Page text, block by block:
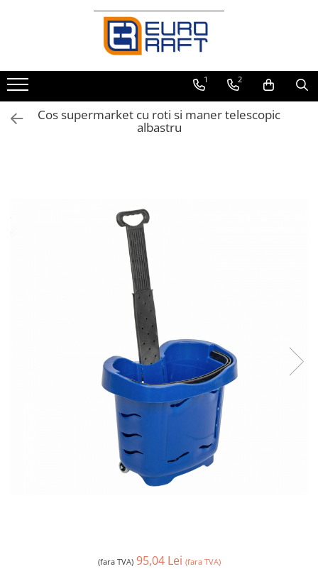
Refrigerare Comercială
Dulapuri Frigorifice 1 2
Cos supermarket cu roti si maner telescopic
albastru
(fara TVA) 95,04 Lei (fara TVA)